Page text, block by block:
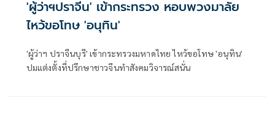
'ผู้ว่าฯปราจีน' เข้ากระทรวง หอบพวงมาลัย
ไหว้ขอโทษ 'อนุทิน'
'ผู้ว่าฯ ปราจีนบุรี' เข้ากระทรวงมหาดไทย ไหว้ขอโทษ 'อนุทิน'
ปมแต่งตั้งที่ปรึกษาชาวจีนทำสังคมวิจารณ์สนั่น